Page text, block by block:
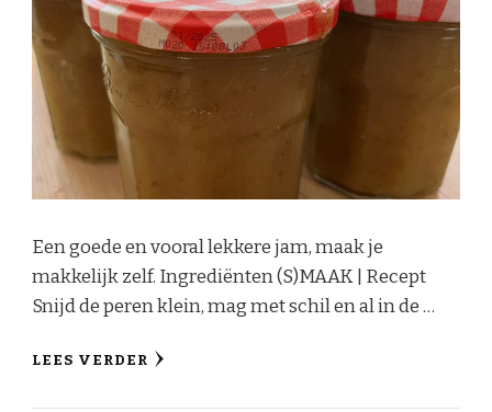
Een goede en vooral lekkere jam, maak je
makkelijk zelf. Ingrediënten (S)MAAK | Recept
Snijd de peren klein, mag met schil en al in de …
LEES VERDER